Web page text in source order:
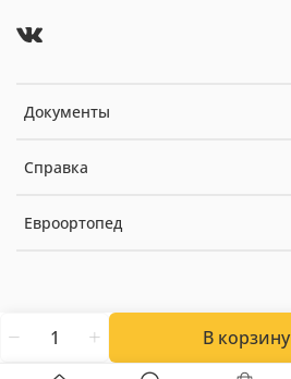
В корзину
Документы
Справка
Евроортопед